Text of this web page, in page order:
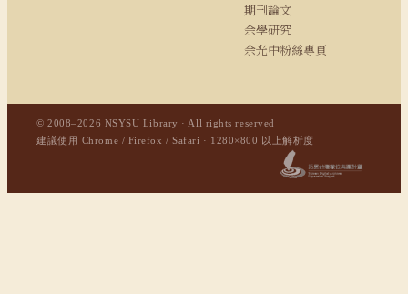
期刊論文
余學研究
余光中粉絲專頁
© 2008–2026 NSYSU Library · All rights reserved
建議使用 Chrome / Firefox / Safari · 1280×800 以上解析度